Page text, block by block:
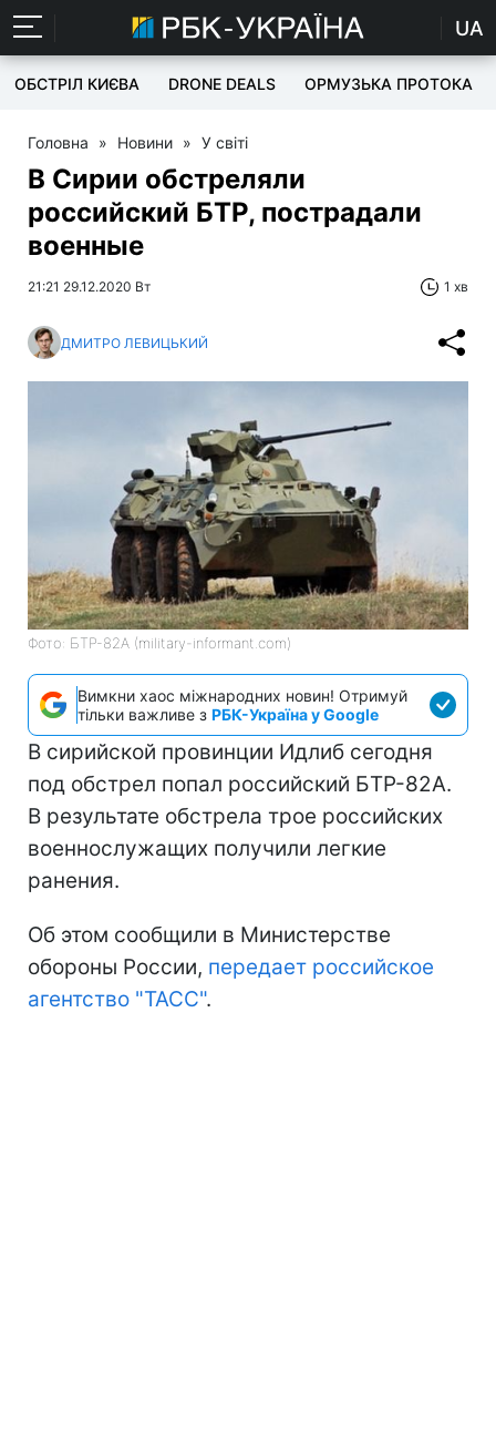
UA
ОБСТРІЛ КИЄВА DRONE DEALS ОРМУЗЬКА ПРОТОКА
Головна » Новини » У світі
В Сирии обстреляли
российский БТР, пострадали
военные
21:21 29.12.2020 Вт 1 хв
ДМИТРО ЛЕВИЦЬКИЙ
Фото: БТР-82А (military-informant.com)
Вимкни хаос міжнародних новин! Отримуй
тільки важливе з РБК-Україна у Google
В сирийской провинции Идлиб сегодня
под обстрел попал российский БТР-82А.
В результате обстрела трое российских
военнослужащих получили легкие
ранения.
Об этом сообщили в Министерстве
обороны России, передает российское
агентство "ТАСС".